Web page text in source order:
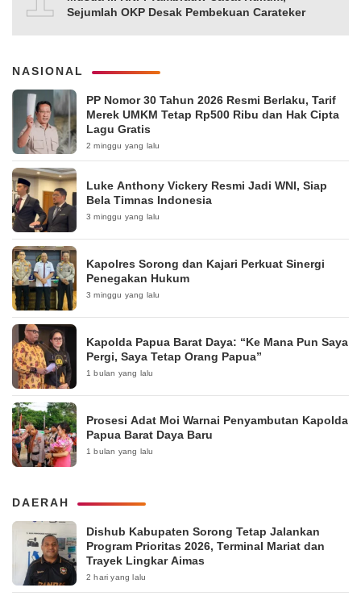
Sejumlah OKP Desak Pembekuan Carateker
NASIONAL
PP Nomor 30 Tahun 2026 Resmi Berlaku, Tarif
Merek UMKM Tetap Rp500 Ribu dan Hak Cipta
Lagu Gratis
2 minggu yang lalu
Luke Anthony Vickery Resmi Jadi WNI, Siap
Bela Timnas Indonesia
3 minggu yang lalu
Kapolres Sorong dan Kajari Perkuat Sinergi
Penegakan Hukum
3 minggu yang lalu
Kapolda Papua Barat Daya: “Ke Mana Pun Saya
Pergi, Saya Tetap Orang Papua”
1 bulan yang lalu
Prosesi Adat Moi Warnai Penyambutan Kapolda
Papua Barat Daya Baru
1 bulan yang lalu
DAERAH
Dishub Kabupaten Sorong Tetap Jalankan
Program Prioritas 2026, Terminal Mariat dan
Trayek Lingkar Aimas
2 hari yang lalu